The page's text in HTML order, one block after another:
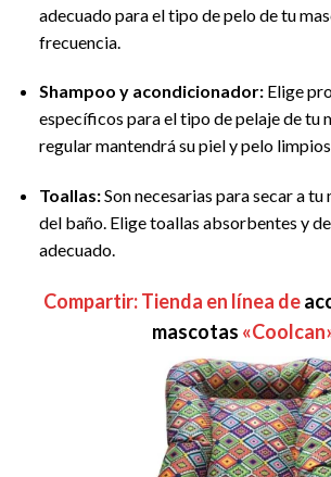
adecuado para el tipo de pelo de tu
frecuencia.
Shampoo y acondicionador:Elige
específicos para el tipo de pelaje de tu
regular mantendrá su piel y pelo
Toallas:Son necesarias para secar a tu
del baño. Elige toallas absorbentes y
adecuado.
Compartir: Tienda en línea de
mascotas